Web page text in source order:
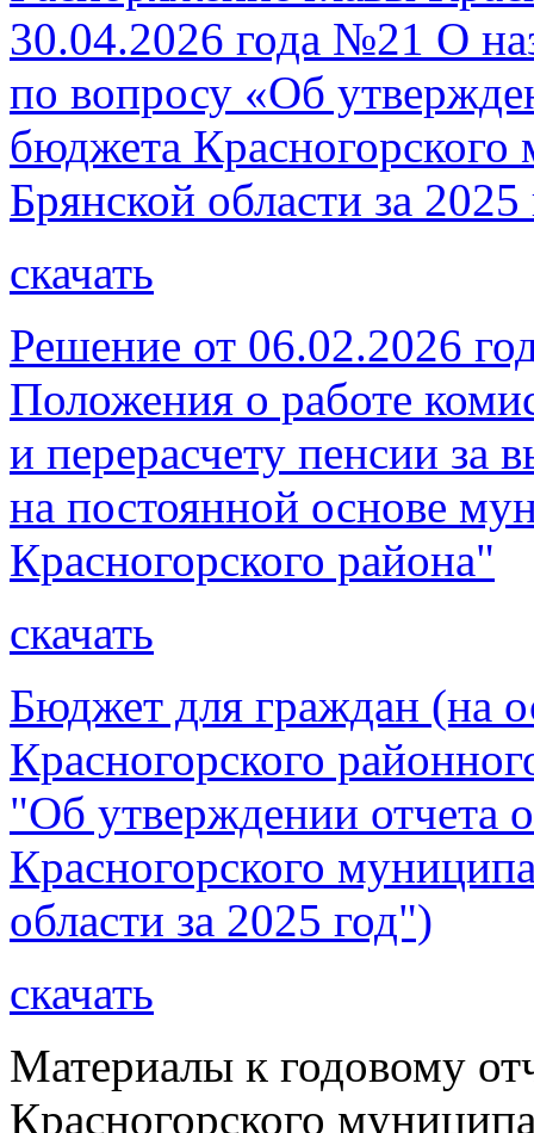
30.04.2026 года №21 О
по вопросу «Об
бюджета
Брянской области за
скачать
Решение от 06.02.2026
Положения о работе
и перерасчету пенсии за
на постоянной основе
Красногорского района"
скачать
Бюджет для граждан (на
Красногорского
"Об утверждении отчета
Красногорского
области за 2025 год")
скачать
Материалы к годовому
Красногорского